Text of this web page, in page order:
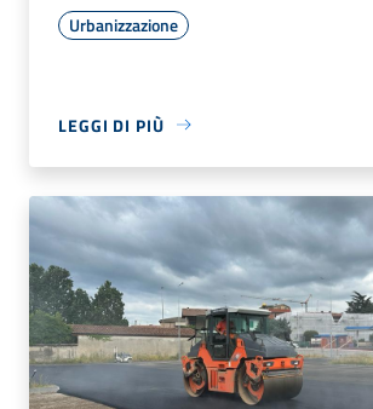
Urbanizzazione
LEGGI DI PIÙ